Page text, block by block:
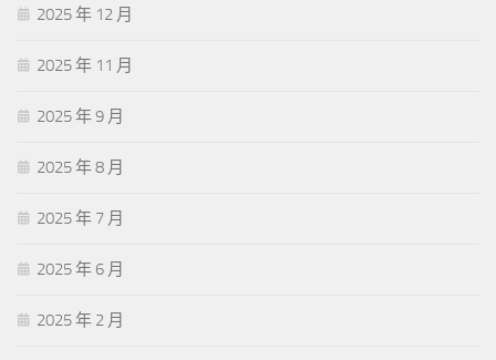
2025 年 12 月
2025 年 11 月
2025 年 9 月
2025 年 8 月
2025 年 7 月
2025 年 6 月
2025 年 2 月